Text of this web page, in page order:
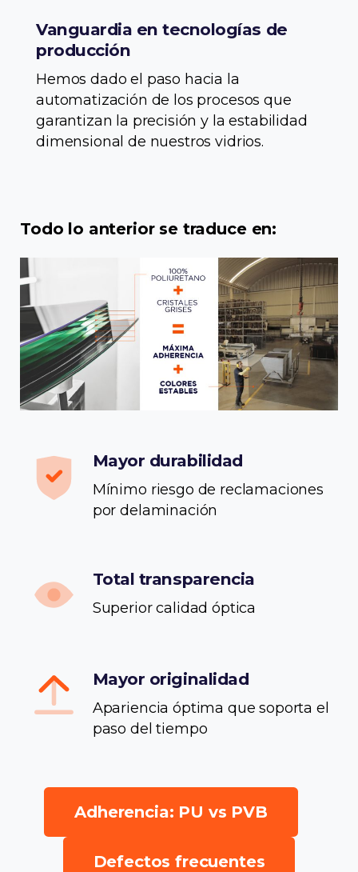
Vanguardia en tecnologías de
producción
Hemos dado el paso hacia la
automatización de los procesos que
garantizan la precisión y la estabilidad
dimensional de nuestros vidrios.
Todo lo anterior se traduce en:
Mayor durabilidad
Mínimo riesgo de reclamaciones
por delaminación
Total transparencia
Superior calidad óptica
Mayor originalidad
Apariencia óptima que soporta el
paso del tiempo
Adherencia: PU vs PVB
Defectos frecuentes